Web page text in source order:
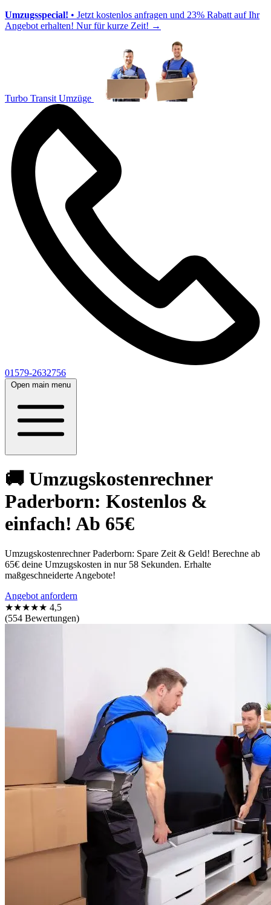
Umzugsspecial! • Jetzt kostenlos anfragen und 23% Rabatt auf Ihr
Angebot erhalten! Nur für kurze Zeit! →
Turbo Transit Umzüge
01579-2632756
Open main menu
🚚 Umzugskostenrechner
Paderborn: Kostenlos &
einfach! Ab 65€
Umzugskostenrechner Paderborn: Spare Zeit & Geld! Berechne ab
65€ deine Umzugskosten in nur 58 Sekunden. Erhalte
maßgeschneiderte Angebote!
Angebot anfordern
★★★★★ 4,5
(554 Bewertungen)